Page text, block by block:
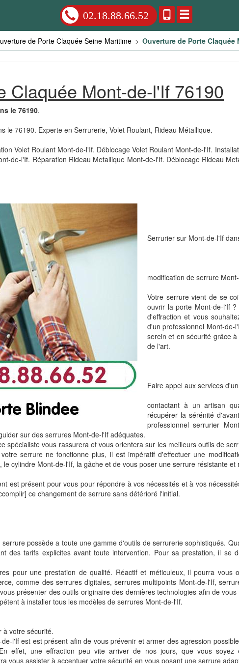
02.18.88.66.52
de Porte Claquée Seine-Maritime > Ouverture de Porte Claquée
Claquée Mont-de-l'If 76190
le 76190.
le 76190. Experte en Serrurerie, Volet Roulant, Rideau Métallique.
Volet Roulant Mont-de-l'If. Déblocage Volet Roulant Mont-de-l'If.
de-l'If. Réparation Rideau Metallique Mont-de-l'If. Déblocage Rideau
Serrurier sur Mont-de-l'If
modification de serrure
Votre serrure vient de se
ouvrir la porte Mont-de-l'If
d'effraction et vous
d'un professionnel Mont-de-
serein et en sécurité grâce
de l'art.
Faire appel aux services
contactant à un artisan
récupérer la sérénité
professionnel serrurier
sur des serrures Mont-de-l'If adéquates.
spécialiste vous rassurera et vous orientera sur les meilleurs outils de
serrure ne fonctionne plus, il est impératif d'effectuer une
cylindre Mont-de-l'If, la gâche et de vous poser une serrure résistante et
est présent pour vous pour répondre à vos nécessités et à vos
ce changement de serrure sans détérioré l'initial.
possède a toute une gamme d'outils de serrurerie sophistiqués.
des tarifs explicites avant toute intervention. Pour sa prestation, il se
pour une prestation de qualité. Réactif et méticuleux, il pourra vous
comme des serrures digitales, serrures multipoints Mont-de-l'If,
présenter des outils originaire des dernières technologies afin de
à installer tous les modèles de serrures Mont-de-l'If.
à votre sécurité.
l'If est est présent afin de vous prévenir et armer des agression
effet, une effraction peu vite arriver de nos jours, que vous
vous assister à accentuer votre sécurité en vous posant une serrure